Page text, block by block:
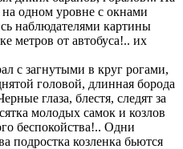
одном уровне с окнами
наблюдателями картины
метров от автобуса!.. их
с загнутыми в круг рогами,
головой, длинная борода
глаза, блестя, следят за
молодых самок и козлов
беспокойства!.. Одни
подростка козленка бьются